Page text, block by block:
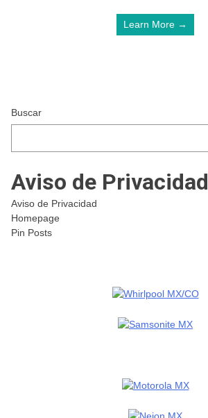
Learn More →
Buscar
Aviso de Privacidad
Aviso de Privacidad
Homepage
Pin Posts